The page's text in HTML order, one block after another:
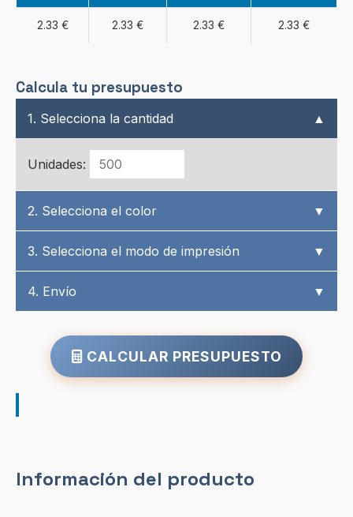
2.33 € 2.33 € 2.33 € 2.33 €
Calcula tu presupuesto
1. Selecciona la cantidad ▲
Unidades:
2. Selecciona el color ▼
3. Selecciona el modo de impresión ▼
4. Envío ▼
CALCULAR PRESUPUESTO
Información del producto